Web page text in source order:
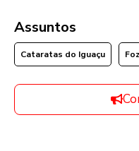
Assuntos
Cataratas do Iguaçu